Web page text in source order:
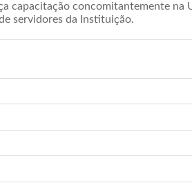
capacitação concomitantemente na
servidores da Instituição.